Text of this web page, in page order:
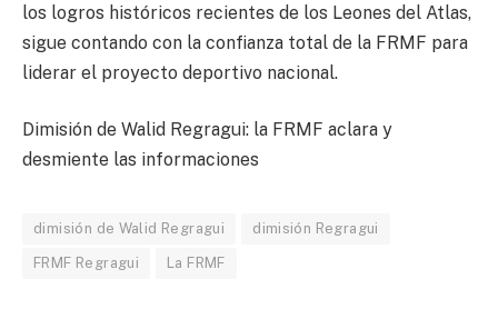
los logros históricos recientes de los Leones del Atlas,
sigue contando con la confianza total de la FRMF para
liderar el proyecto deportivo nacional.
Dimisión de Walid Regragui: la FRMF aclara y
desmiente las informaciones
dimisión de Walid Regragui dimisión Regragui
FRMF Regragui La FRMF